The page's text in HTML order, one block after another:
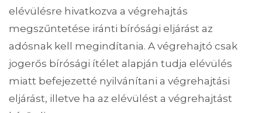
elévülésre hivatkozva a végrehajtás
megszűntetése iránti bírósági eljárást az
adósnak kell megindítania. A végrehajtó csak
jogerős bírósági ítélet alapján tudja elévülés
miatt befejezetté nyilvánítani a végrehajtási
eljárást, illetve ha az elévülést a végrehajtást